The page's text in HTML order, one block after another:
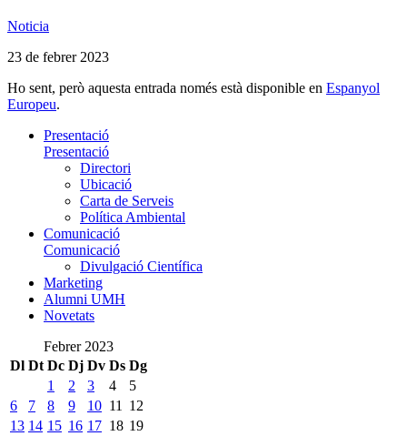
Noticia
23 de febrer 2023
Ho sent, però aquesta entrada només està disponible en Espanyol
Europeu.
Presentació
Presentació
Directori
Ubicació
Carta de Serveis
Política Ambiental
Comunicació
Comunicació
Divulgació Científica
Marketing
Alumni UMH
Novetats
Febrer 2023
Dl Dt Dc Dj Dv Ds Dg
1
2 3 4
5
6
7 8 9 10 11
12
13 14 15 16 17 18 19